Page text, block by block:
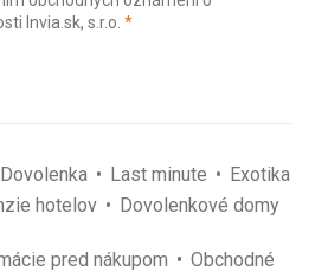
Invia.sk, s.r.o. *(povinné)
Dovolenka Last minute
Exotika
hotelov Dovolenkové domy
pred nákupom
Obchodné